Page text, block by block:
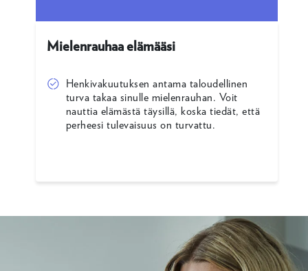
Mielenrauhaa elämääsi
Henkivakuutuksen antama taloudellinen
turva takaa sinulle mielenrauhan. Voit
nauttia elämästä täysillä, koska tiedät, että
perheesi tulevaisuus on turvattu.